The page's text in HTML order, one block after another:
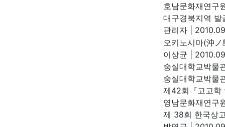
호남문화재연구
대구경북지역
관리자
오키노시마(沖
이상균
숭실대학교박물
숭실대학교박물
제42회『고고학
영남문화재연구
제 38회 한국상